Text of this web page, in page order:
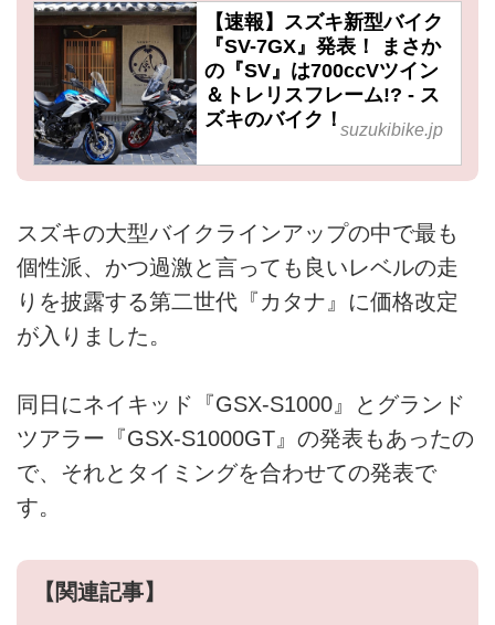
【速報】スズキ新型バイク
『SV-7GX』発表！ まさか
の『SV』は700ccVツイン
＆トレリスフレーム!? - ス
ズキのバイク！ suzukibike.jp
スズキの大型バイクラインアップの中で最も
個性派、かつ過激と言っても良いレベルの走
りを披露する第二世代『カタナ』に価格改定
が入りました。
同日にネイキッド『GSX-S1000』とグランド
ツアラー『GSX-S1000GT』の発表もあったの
で、それとタイミングを合わせての発表で
す。
【関連記事】